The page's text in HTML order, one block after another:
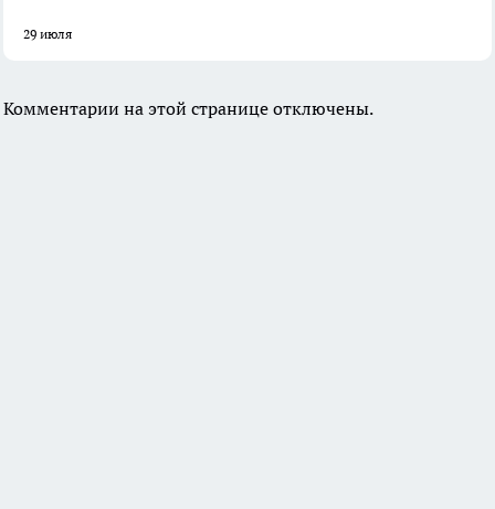
29 июля
Комментарии на этой странице отключены.